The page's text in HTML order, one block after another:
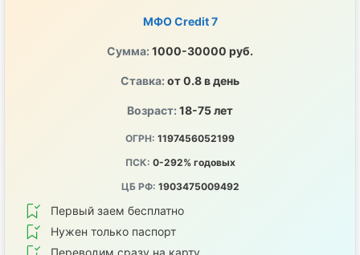
МФО Credit 7
Сумма: 1000-30000 руб.
Ставка: от 0.8 в день
Возраст: 18-75 лет
ОГРН: 1197456052199
ПСК: 0-292% годовых
ЦБ РФ: 1903475009492
Первый заем бесплатно
Нужен только паспорт
Переводим сразу на карту